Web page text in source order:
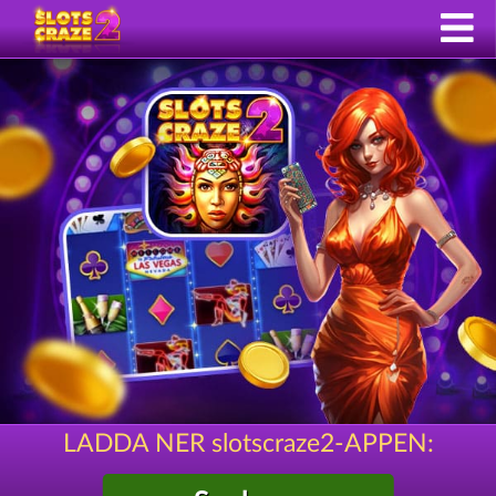
LADDA NER slotscraze2-APPEN: